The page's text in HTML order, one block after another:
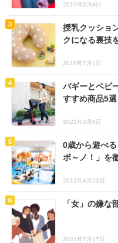
2019年2月4日
授乳クッショ
クになる裏技
2019年7月1日
バギーとベビ
すすめ商品5選
2021年3月8日
0歳から遊べ
ボ～ノ！」を
2019年4月23日
「女」の嫌な
2021年7月17日